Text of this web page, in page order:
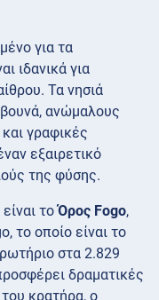
για τα
ιδανικά για
Τα νησιά
βουνά, ανώμαλους
γραφικές
εξαιρετικό
της φύσης.
τοΌρος Fogo,
το οποίο είναι το
στα 2.829
δραματικές
κρατήρα, ο